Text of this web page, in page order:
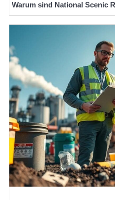
Warum sind National Scenic